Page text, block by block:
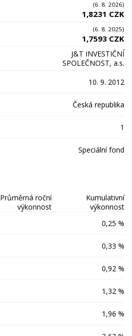
(6. 8. 2026)
1,8231 CZK
(6. 8. 2025)
1,7593 CZK
J&T INVESTIČNÍ
SPOLEČNOST, a.s.
10. 9. 2012
Česká republika
1
Speciální fond
Průměrná roční
výkonnost
Kumulativní
výkonnost
0,25 %
0,33 %
0,92 %
1,32 %
1,96 %